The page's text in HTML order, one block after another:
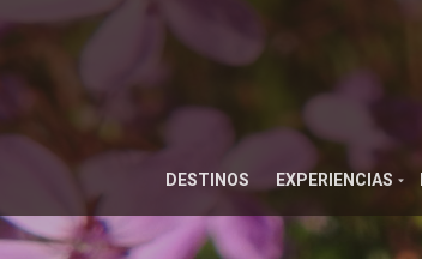
DESTINOS EXPERIENCIAS